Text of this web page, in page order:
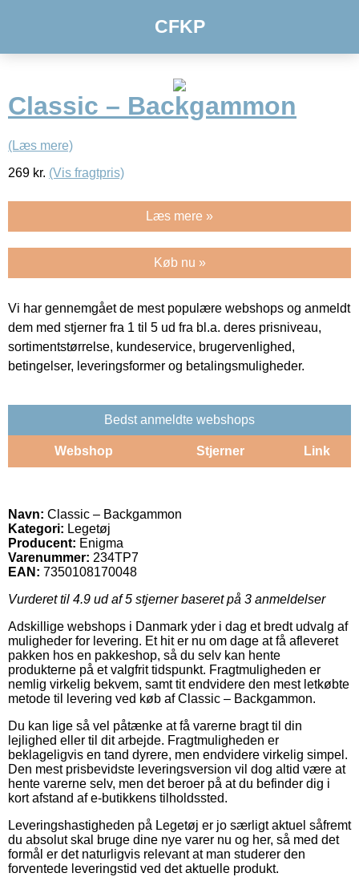
CFKP
Classic – Backgammon
(Læs mere)
269 kr. (Vis fragtpris)
Læs mere »
Køb nu »
Vi har gennemgået de mest populære webshops og anmeldt
dem med stjerner fra 1 til 5 ud fra bl.a. deres prisniveau,
sortimentstørrelse, kundeservice, brugervenlighed,
betingelser, leveringsformer og betalingsmuligheder.
Bedst anmeldte webshops
Webshop Stjerner Link
Navn: Classic – Backgammon
Kategori: Legetøj
Producent: Enigma
Varenummer: 234TP7
EAN: 7350108170048
Vurderet til 4.9 ud af 5 stjerner baseret på 3 anmeldelser
Adskillige webshops i Danmark yder i dag et bredt udvalg af
muligheder for levering. Et hit er nu om dage at få afleveret
pakken hos en pakkeshop, så du selv kan hente
produkterne på et valgfrit tidspunkt. Fragtmuligheden er
nemlig virkelig bekvem, samt tit endvidere den mest letkøbte
metode til levering ved køb af Classic – Backgammon.
Du kan lige så vel påtænke at få varerne bragt til din
lejlighed eller til dit arbejde. Fragtmuligheden er
beklageligvis en tand dyrere, men endvidere virkelig simpel.
Den mest prisbevidste leveringsversion vil dog altid være at
hente varerne selv, men det beroer på at du befinder dig i
kort afstand af e-butikkens tilholdssted.
Leveringshastigheden på Legetøj er jo særligt aktuel såfremt
du absolut skal bruge dine nye varer nu og her, så med det
formål er det naturligvis relevant at man studerer den
forventede leveringstid ved det aktuelle produkt.